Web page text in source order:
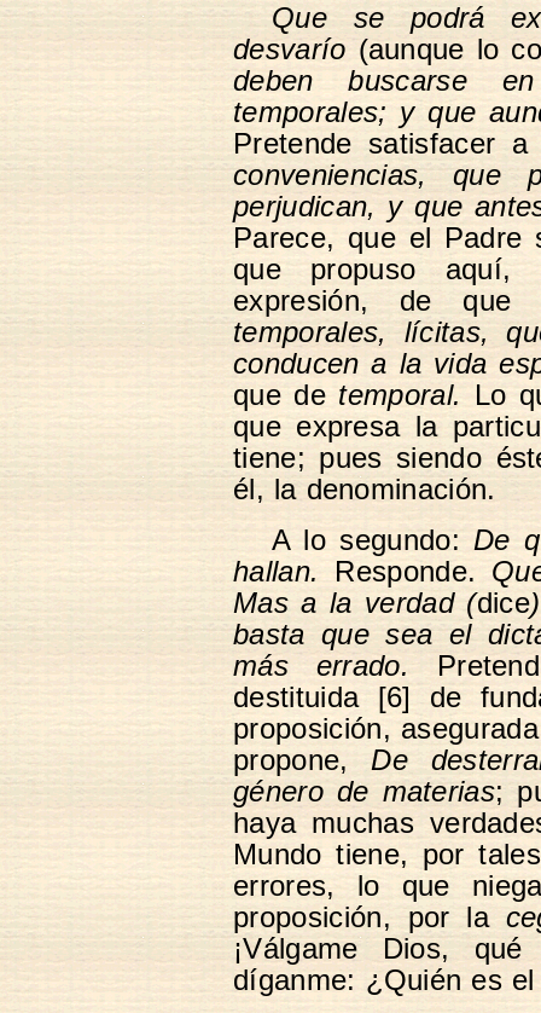
Que se podrá
desvarío(aunque lo
deben buscarse
temporales; y que
Pretende satisfacer
conveniencias,
perjudican, y que
Parece, que el Padre
que propuso
expresión, de
temporales, lícitas,
conducen a la vida
que de temporal. Lo
que expresa la
tiene; pues siendo
él, la denominación.
A lo segundo: De
hallan.
Responde.
Mas a la verdad (dice
basta que sea el
más errado.
destituida [6] de
proposición,
propone, De
género de materias;
haya muchas
Mundo tiene, por
errores, lo que
proposición, por la
¡Válgame Dios,
díganme: ¿Quién es